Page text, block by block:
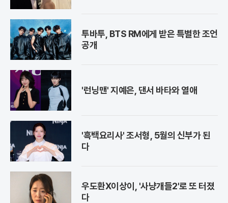
투바투, BTS RM에게 받은 특별한 조언
공개
'런닝맨' 지예은, 댄서 바타와 열애
'흑백요리사' 조서형, 5월의 신부가 된
다
우도환X이상이, '사냥개들2'로 또 터졌
다